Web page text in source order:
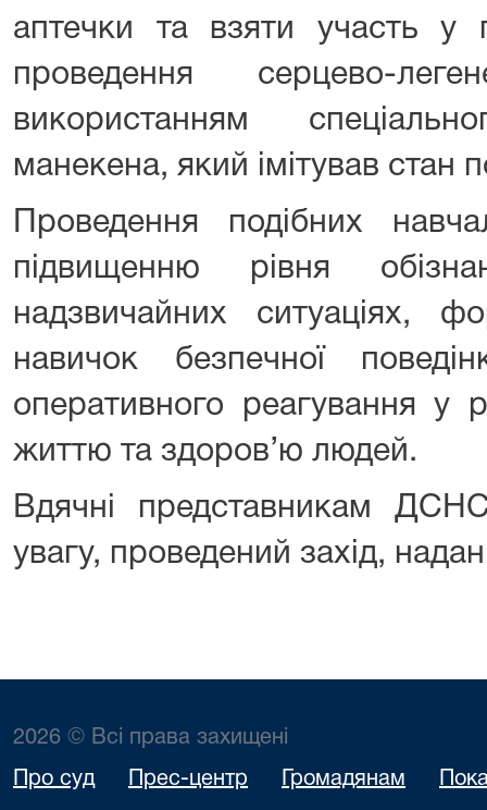
аптечки та взяти участь у
проведення серцево-
використанням
манекена, який імітував стан
Проведення подібних
підвищенню рівня
надзвичайних ситуаціях,
навичок безпечної
оперативного реагування у
життю та здоров’ю людей.
Вдячні представникам
увагу, проведений захід,
2026 © Всі права захищені
Про суд Прес-центр Громадянам